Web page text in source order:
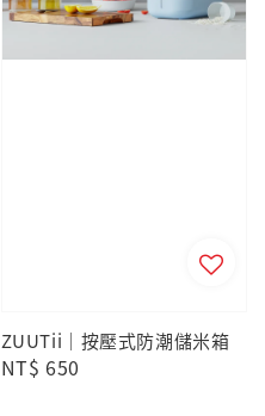
ZUUTii｜按壓式防潮儲米箱
Regular
NT$ 650